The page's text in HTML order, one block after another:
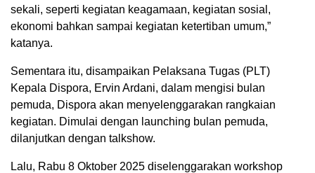
sekali, seperti kegiatan keagamaan, kegiatan sosial,
ekonomi bahkan sampai kegiatan ketertiban umum,”
katanya.
Sementara itu, disampaikan Pelaksana Tugas (PLT)
Kepala Dispora, Ervin Ardani, dalam mengisi bulan
pemuda, Dispora akan menyelenggarakan rangkaian
kegiatan. Dimulai dengan launching bulan pemuda,
dilanjutkan dengan talkshow.
Lalu, Rabu 8 Oktober 2025 diselenggarakan workshop